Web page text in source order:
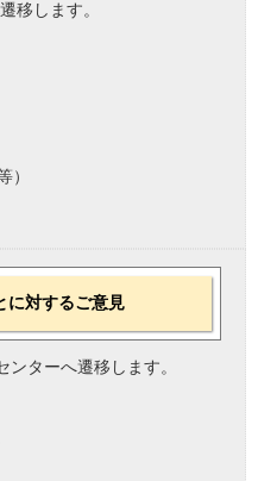
移します。
）
に対するご意見
ターへ遷移します。